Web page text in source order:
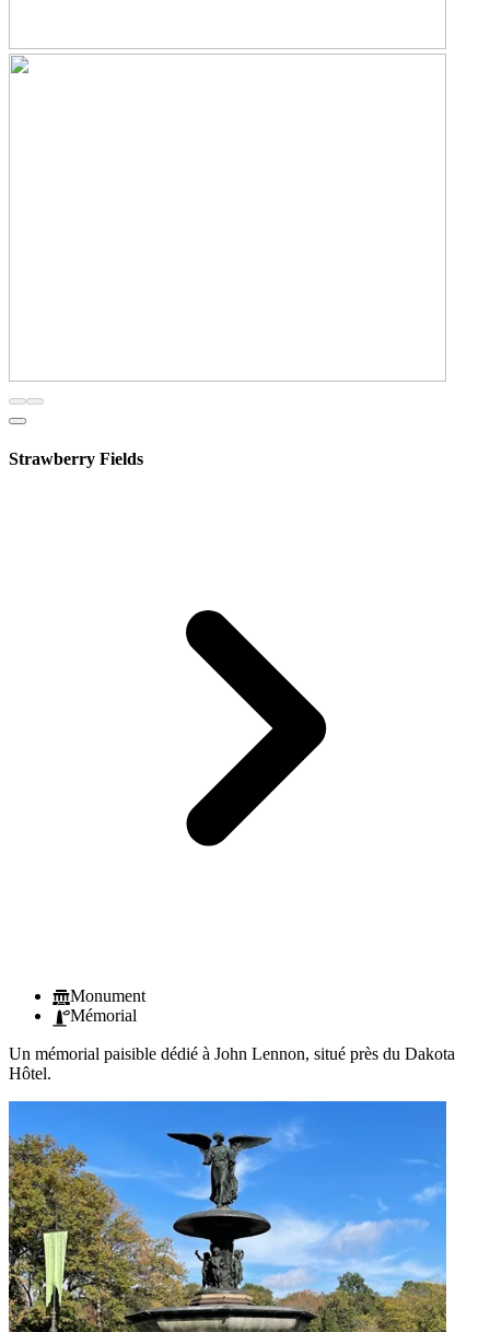
Strawberry Fields
Monument
Mémorial
Un mémorial paisible dédié à John Lennon, situé près du Dakota
Hôtel.